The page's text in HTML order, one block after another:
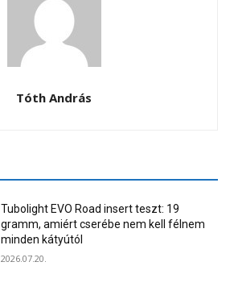
Tóth András
Tubolight EVO Road insert teszt: 19
gramm, amiért cserébe nem kell félnem
minden kátyútól
2026.07.20.